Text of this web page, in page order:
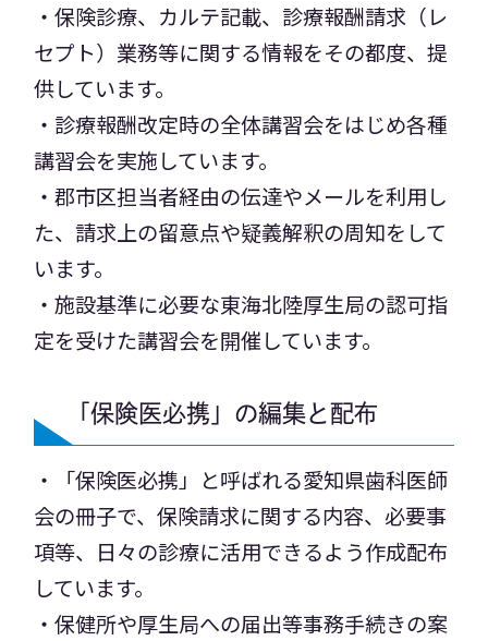
・保険診療、カルテ記載、診療報酬請求（レ
セプト）業務等に関する情報をその都度、提
供しています。
・診療報酬改定時の全体講習会をはじめ各種
講習会を実施しています。
・郡市区担当者経由の伝達やメールを利用し
た、請求上の留意点や疑義解釈の周知をして
います。
・施設基準に必要な東海北陸厚生局の認可指
定を受けた講習会を開催しています。
「保険医必携」の編集と配布
・「保険医必携」と呼ばれる愛知県歯科医師
会の冊子で、保険請求に関する内容、必要事
項等、日々の診療に活用できるよう作成配布
しています。
・保健所や厚生局への届出等事務手続きの案